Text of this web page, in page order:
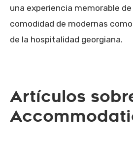
una experiencia memorable
comodidad de modernas
de la hospitalidad georgiana.
Artículos